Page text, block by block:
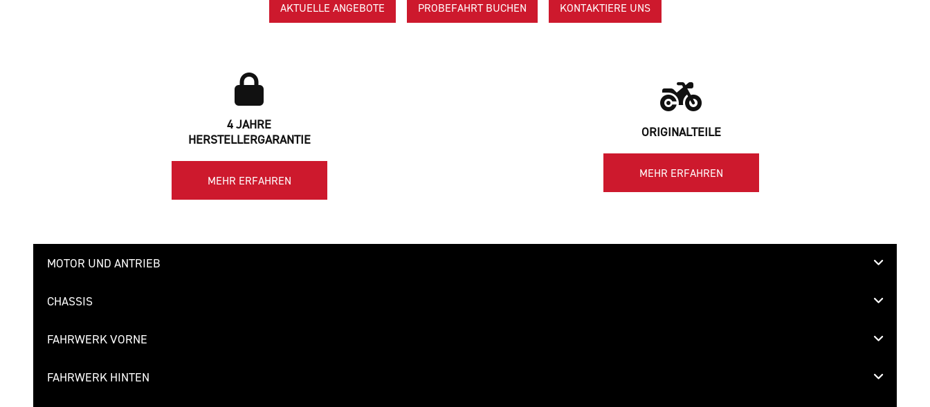
PROBEFAHRT BUCHEN
AKTUELLE ANGEBOTE KONTAKTIERE UNS
4 JAHRE
HERSTELLERGARANTIE
MEHR ERFAHREN
ORIGINALTEILE
MEHR ERFAHREN
MOTOR UND ANTRIEB
CHASSIS
FAHRWERK VORNE
FAHRWERK HINTEN